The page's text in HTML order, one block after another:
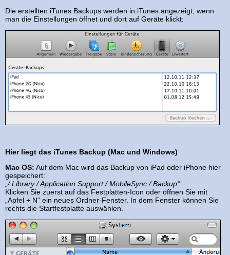
Die erstellten iTunes Backups werden in iTunes angezeigt, wenn
man die Einstellungen öffnet und dort auf Geräte klickt:
Hier liegt das iTunes Backup (Mac und Windows)
Mac OS: Auf dem Mac wird das Backup von iPad oder iPhone hier
gespeichert:
„/ Library / Application Support / MobileSync / Backup“
Klicken Sie zuerst auf das Festplatten-Icon oder öffnen Sie mit
„Apfel + N“ ein neues Ordner-Fenster. In dem Fenster können Sie
rechts die Startfestplatte auswählen.